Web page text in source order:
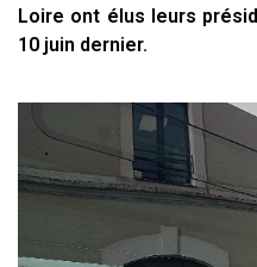
Loire ont élus leurs
10 juin dernier.